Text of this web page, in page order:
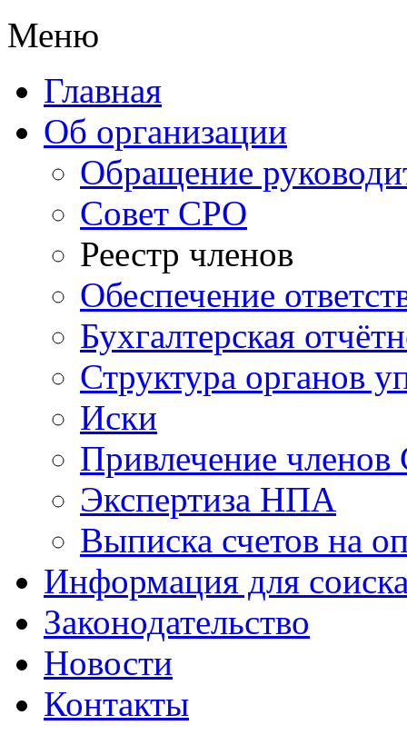
Меню
Главная
Об организации
Обращение
Совет СРО
Реестр членов
Обеспечение
Бухгалтерская
Структура органов
Иски
Привлечение членов
Экспертиза НПА
Выписка счетов на
Информация для
Законодательство
Новости
Контакты